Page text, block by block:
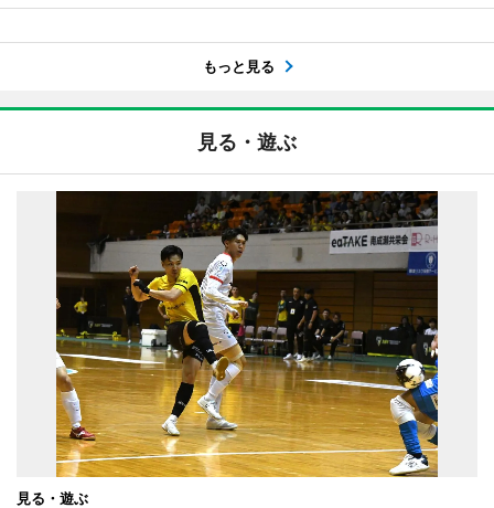
もっと見る
見る・遊ぶ
見る・遊ぶ